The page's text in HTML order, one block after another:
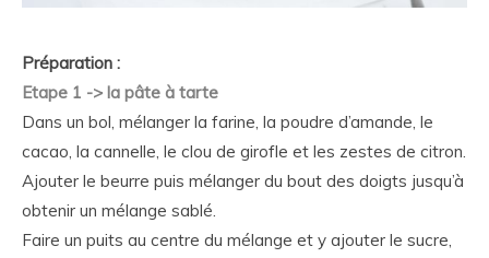
Préparation :
Etape 1 -> la pâte à tarte
Dans un bol, mélanger la farine, la poudre d’amande, le
cacao, la cannelle, le clou de girofle et les zestes de citron.
Ajouter le beurre puis mélanger du bout des doigts jusqu’à
obtenir un mélange sablé.
Faire un puits au centre du mélange et y ajouter le sucre,